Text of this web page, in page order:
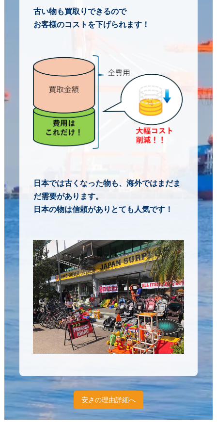
古い物も買取りできるので
お客様のコストを下げられます！
日本では古くなった物も、海外ではまだま
だ需要があります。
日本の物は信頼がありとても人気です！
安さの理由詳細へ